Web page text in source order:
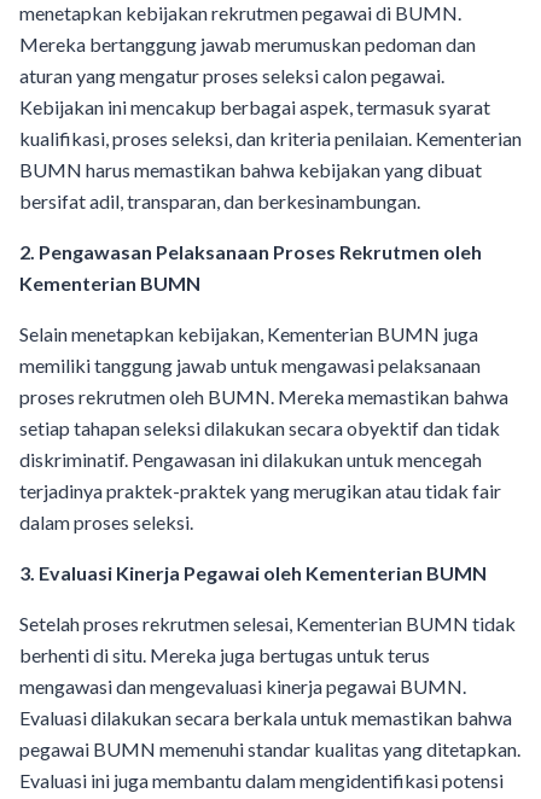
menetapkan kebijakan rekrutmen pegawai di BUMN.
Mereka bertanggung jawab merumuskan pedoman dan
aturan yang mengatur proses seleksi calon pegawai.
Kebijakan ini mencakup berbagai aspek, termasuk syarat
kualifikasi, proses seleksi, dan kriteria penilaian. Kementerian
BUMN harus memastikan bahwa kebijakan yang dibuat
bersifat adil, transparan, dan berkesinambungan.
2. Pengawasan Pelaksanaan Proses Rekrutmen oleh
Kementerian BUMN
Selain menetapkan kebijakan, Kementerian BUMN juga
memiliki tanggung jawab untuk mengawasi pelaksanaan
proses rekrutmen oleh BUMN. Mereka memastikan bahwa
setiap tahapan seleksi dilakukan secara obyektif dan tidak
diskriminatif. Pengawasan ini dilakukan untuk mencegah
terjadinya praktek-praktek yang merugikan atau tidak fair
dalam proses seleksi.
3. Evaluasi Kinerja Pegawai oleh Kementerian BUMN
Setelah proses rekrutmen selesai, Kementerian BUMN tidak
berhenti di situ. Mereka juga bertugas untuk terus
mengawasi dan mengevaluasi kinerja pegawai BUMN.
Evaluasi dilakukan secara berkala untuk memastikan bahwa
pegawai BUMN memenuhi standar kualitas yang ditetapkan.
Evaluasi ini juga membantu dalam mengidentifikasi potensi